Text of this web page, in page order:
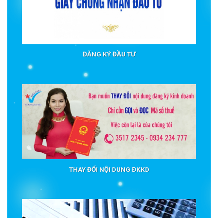
ĐĂNG KÝ ĐẦU TƯ
THAY ĐỔI NỘI DUNG ĐKKD